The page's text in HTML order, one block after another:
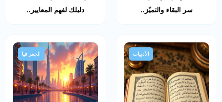
سر البقاء والتميّز.. دليلك لفهم المعايير..
الأدبيات الجغرافيا